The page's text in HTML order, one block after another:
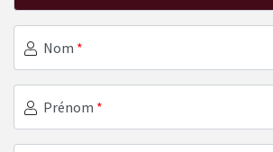
Nom *
Prénom *